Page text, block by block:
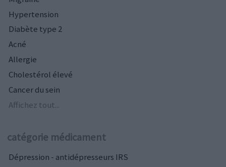
Hypertension
Diabète type 2
Acné
Allergie
Cholestérol élevé
Cancer du sein
Affichez tout...
catégorie médicament
Dépression - antidépresseurs IRS